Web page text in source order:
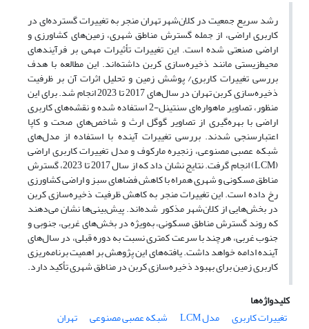
رشد سریع جمعیت در کلان‌شهر تهران منجر به تغییرات گسترده‌ای در
کاربری اراضی، از جمله گسترش مناطق شهری، زمین‌های کشاورزی و
اراضی صنعتی شده است. این تغییرات تأثیرات مهمی بر فرآیندهای
محیط‌زیستی مانند ذخیره‌سازی کربن داشته‌اند. این مطالعه با هدف
بررسی تغییرات کاربری/ پوشش زمین و تحلیل اثرات آن بر ظرفیت
ذخیره‌سازی کربن تهران در سال‌های 2017 تا 2023 انجام شد. برای این
منظور، تصاویر ماهواره‌ای سنتینل-2 استفاده شده و نقشه‌های کاربری
اراضی با بهره‌گیری از تصاویر گوگل ارث و شاخص‌های صحت و کاپا
اعتبارسنجی شدند. بررسی تغییرات آینده با استفاده از مدل‌های
شبکه عصبی مصنوعی، زنجیره مارکوف و مدل تغییرات کاربری اراضی
(LCM) انجام گرفت. نتایج نشان داد که از سال 2017 تا 2023، گسترش
مناطق مسکونی و شهری همراه با کاهش فضاهای سبز و اراضی کشاورزی
رخ داده است. این تغییرات منجر به کاهش ظرفیت ذخیره‌سازی کربن
در بخش‌هایی از کلان‌شهر مذکور شده‌اند. پیش‌بینی‌ها نشان می‌دهند
که روند گسترش مناطق مسکونی، به‌ویژه در بخش‌های غربی، جنوبی و
جنوب غربی، هرچند با سرعت کمتری نسبت به دوره قبلی، در سال‌های
آینده ادامه خواهد داشت. یافته‌های این پژوهش بر اهمیت برنامه‌ریزی
کاربری زمین برای بهبود ذخیره‌سازی کربن در مناطق شهری تأکید دارد.
کلیدواژه‌ها
تغییرات کاربری
مدل LCM شبکه عصبی مصنوعی
تهران